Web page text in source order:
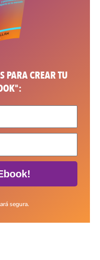
PARA CREAR TU
segura.